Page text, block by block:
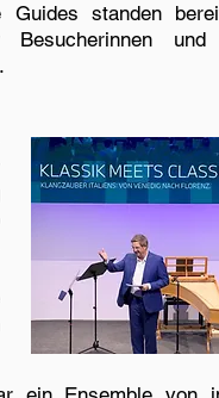
Guides standen
Besucherinnen